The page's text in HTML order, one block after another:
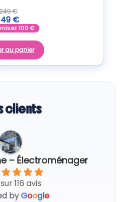
249€
€
100€
au panier
clients
– Électroménager
116 avis
byGoogle